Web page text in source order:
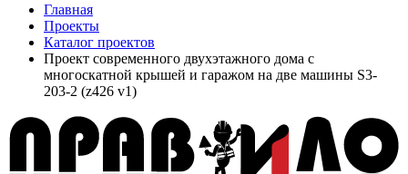
Главная
Проекты
Каталог проектов
Проект современного двухэтажного дома с
многоскатной крышей и гаражом на две машины S3-
203-2 (z426 v1)